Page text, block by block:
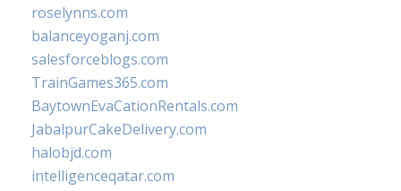
roselynns.com
balanceyoganj.com
salesforceblogs.com
TrainGames365.com
BaytownEvaCationRentals.com
JabalpurCakeDelivery.com
halobjd.com
intelligenceqatar.com